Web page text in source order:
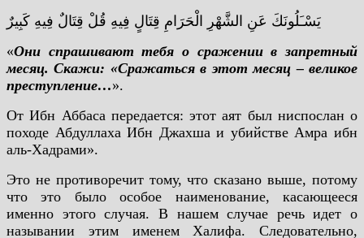
يَسْـَلُونَكَ عَنِ الشَّهْرِ الْحَرَامِ قِتَالٍ فِيهِ قُلْ قِتَالٌ فِيهِ كَبِيرٌ
«Они спрашивают тебя о сражении в запретный
месяц. Скажи: «Сражаться в этот месяц – великое
преступление…».
От Ибн Аббаса передается: этот аят был ниспослан о
походе Абдуллаха Ибн Джахша и убийстве Амра ибн
аль-Хадрами».
Это не противоречит тому, что сказано выше, потому
что это было особое наименование, касающееся
именно этого случая. В нашем случае речь идет о
назывании этим именем Халифа. Следовательно,